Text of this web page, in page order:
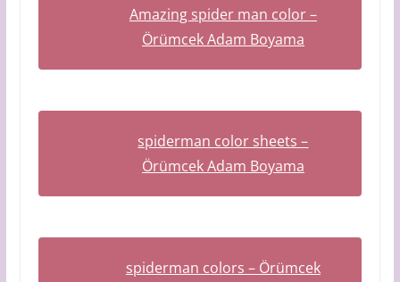
Amazing spider man color –
Örümcek Adam Boyama
spiderman color sheets –
Örümcek Adam Boyama
spiderman colors – Örümcek